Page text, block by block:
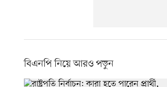
বিএনপি নিয়ে আরও পড়ুন